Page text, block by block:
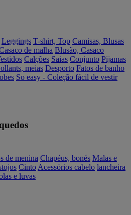
Leggings T-shirt, Top Camisas, Blusas
de malha Blusão, Casaco
Calções Saias Conjunto Pijamas
meias Desporto Fatos de banho
So easy - Coleção fácil de vestir
de menina Chapéus, bonés Malas e
Cinto Acessórios cabelo lancheira
e luvas